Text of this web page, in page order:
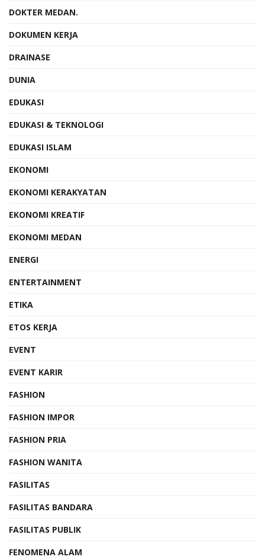
DOKTER MEDAN.
DOKUMEN KERJA
DRAINASE
DUNIA
EDUKASI
EDUKASI & TEKNOLOGI
EDUKASI ISLAM
EKONOMI
EKONOMI KERAKYATAN
EKONOMI KREATIF
EKONOMI MEDAN
ENERGI
ENTERTAINMENT
ETIKA
ETOS KERJA
EVENT
EVENT KARIR
FASHION
FASHION IMPOR
FASHION PRIA
FASHION WANITA
FASILITAS
FASILITAS BANDARA
FASILITAS PUBLIK
FENOMENA ALAM